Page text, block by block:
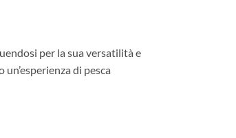
per la sua versatilità e
di pesca